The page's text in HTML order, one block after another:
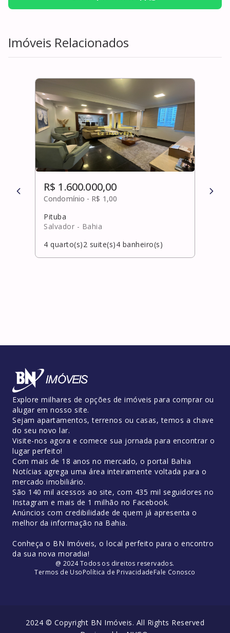
Imóveis Relacionados
R$ 1.600.000,00
Condomínio - R$ 1,00
Pituba
Salvador - Bahia
4 quarto(s)2 suite(s)4 banheiro(s)
R$
Explore milhares de opções de imóveis para comprar ou
alugar em nosso site.
Sejam apartamentos, terrenos ou casas, temos a chave
do seu novo lar.
Visite-nos agora e comece sua jornada para encontrar o
lugar perfeito!
Com mais de 18 anos no mercado, o portal Bahia
Notícias agrega uma área inteiramente voltada para o
mercado imobiliário.
São 140 mil acessos ao site, com 435 mil seguidores no
Instagram e mais de 1 milhão no Facebook.
Anúncios com credibilidade de quem já apresenta o
melhor da informação na Bahia.
Conheça o BN Imóveis, o local perfeito para o encontro
da sua nova moradia!
@ 2024 Todos os direitos reservados.
Termos de UsoPolítica de PrivacidadeFale Conosco
2024 © Copyright BN Imóveis. All Rights Reserved